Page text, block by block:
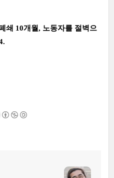
쇄 10개월, 노동자를 절벽으